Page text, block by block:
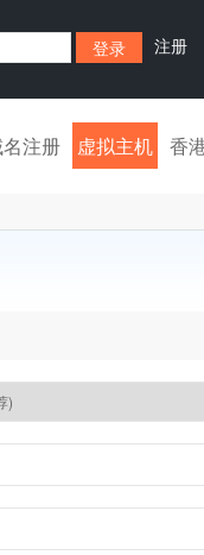
注册
注册 虚拟主机 香